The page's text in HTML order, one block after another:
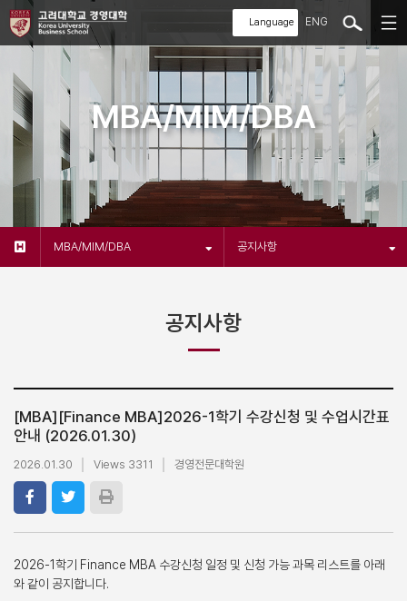
ENG
MBA/MIM/DBA
MBA/MIM/DBA 공지사항
공지사항
[MBA] [Finance MBA]2026-1학기 수강신청 및 수업시간표
안내 (2026.01.30)
2026.01.30 Views 3311 경영전문대학원
2026-1학기 Finance MBA 수강신청 일정 및 신청 가능 과목 리스트를 아래
와 같이 공지합니다.